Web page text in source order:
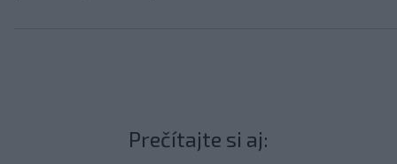
Prečítajte si aj: